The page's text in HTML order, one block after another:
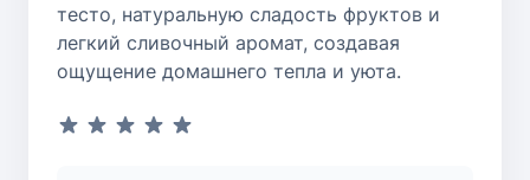
тесто, натуральную сладость фруктов и
легкий сливочный аромат, создавая
ощущение домашнего тепла и уюта.